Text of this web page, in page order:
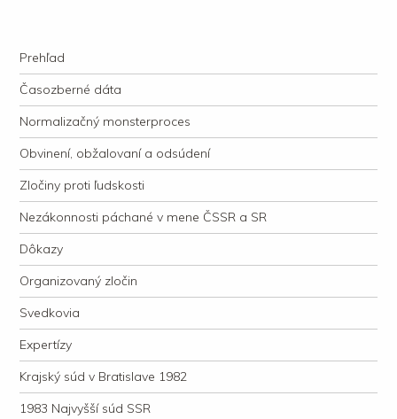
justície
Navigation
Skip to content
Prehľad
Časozberné dáta
Normalizačný monsterproces
Obvinení, obžalovaní a odsúdení
Zločiny proti ľudskosti
Nezákonnosti páchané v mene ČSSR a SR
Dôkazy
Organizovaný zločin
Svedkovia
Expertízy
Krajský súd v Bratislave 1982
1983 Najvyšší súd SSR